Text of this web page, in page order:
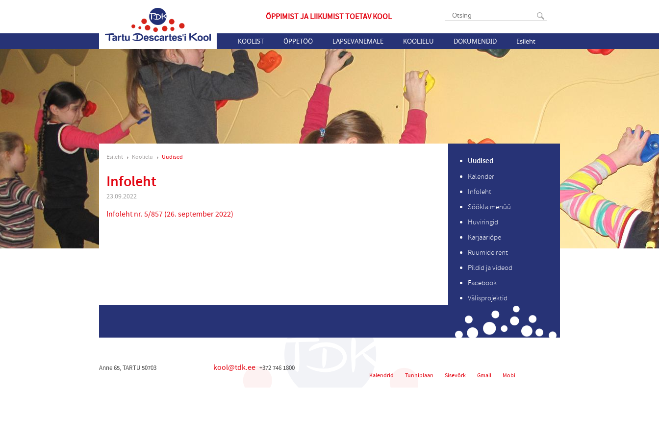
ÕPPIMIST JA LIIKUMIST TOETAV KOOL
KOOLIST ÕPPETÖÖ LAPSEVANEMALE KOOLIELU DOKUMENDID Esileht
Esileht Koolielu Uudised
Infoleht
23.09.2022
Infoleht nr. 5/857 (26. september 2022)
Uudised
Kalender
Infoleht
Söökla menüü
Huviringid
Karjääriõpe
Ruumide rent
Pildid ja videod
Facebook
Välisprojektid
Kalendrid Tunniplaan Sisevõrk Gmail Mobi
Anne 65, TARTU 50703 kool@tdk.ee +372 746 1800